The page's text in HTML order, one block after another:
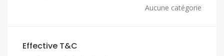
Aucune catégorie
Effective T&C